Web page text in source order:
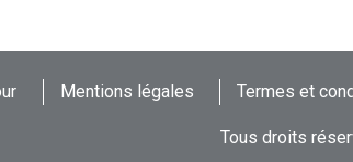
Mentions légales Termes et
Tous droits